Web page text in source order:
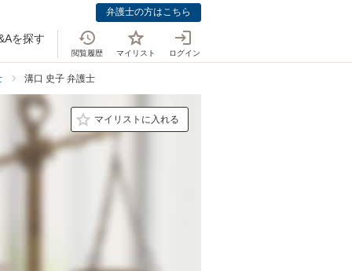
弁護士の方はこちら
を探す
閲覧履歴 マイリスト ログイン
溝口 史子 弁護士
マイリストに入れる